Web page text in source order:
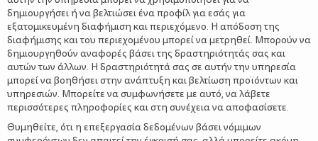
δημιουργήσει ή να βελτιώσει ένα προφίλ για εσάς για
εξατομικευμένη διαφήμιση και περιεχόμενο. Η απόδοση της
διαφήμισης και του περιεχομένου μπορεί να μετρηθεί. Μπορούν να
δημιουργηθούν αναφορές βάσει της δραστηριότητάς σας και
αυτών των άλλων. Η δραστηριότητά σας σε αυτήν την υπηρεσία
μπορεί να βοηθήσει στην ανάπτυξη και βελτίωση προϊόντων και
υπηρεσιών. Μπορείτε να συμφωνήσετε με αυτό, να λάβετε
περισσότερες πληροφορίες και στη συνέχεια να αποφασίσετε.
Θυμηθείτε, ότι η επεξεργασία δεδομένων βάσει νόμιμων